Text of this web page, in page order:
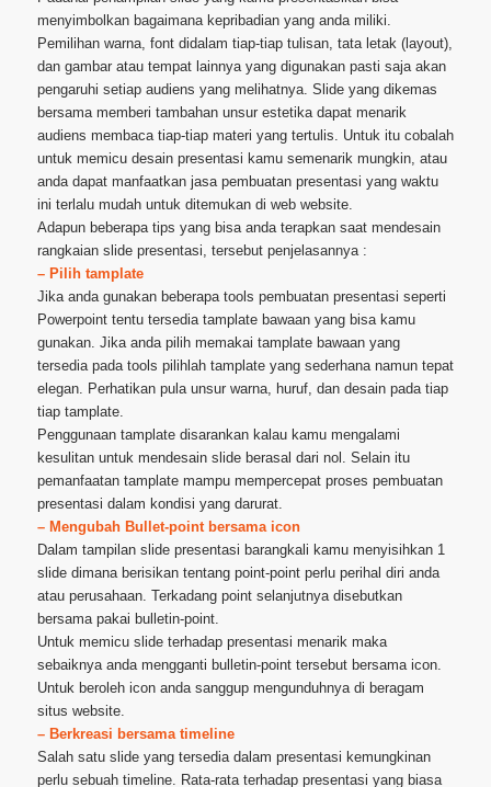
menyimbolkan bagaimana kepribadian yang anda miliki.
Pemilihan warna, font didalam tiap-tiap tulisan, tata letak (layout),
dan gambar atau tempat lainnya yang digunakan pasti saja akan
pengaruhi setiap audiens yang melihatnya. Slide yang dikemas
bersama memberi tambahan unsur estetika dapat menarik
audiens membaca tiap-tiap materi yang tertulis. Untuk itu cobalah
untuk memicu desain presentasi kamu semenarik mungkin, atau
anda dapat manfaatkan jasa pembuatan presentasi yang waktu
ini terlalu mudah untuk ditemukan di web website.
Adapun beberapa tips yang bisa anda terapkan saat mendesain
rangkaian slide presentasi, tersebut penjelasannya :
– Pilih tamplate
Jika anda gunakan beberapa tools pembuatan presentasi seperti
Powerpoint tentu tersedia tamplate bawaan yang bisa kamu
gunakan. Jika anda pilih memakai tamplate bawaan yang
tersedia pada tools pilihlah tamplate yang sederhana namun tepat
elegan. Perhatikan pula unsur warna, huruf, dan desain pada tiap
tiap tamplate.
Penggunaan tamplate disarankan kalau kamu mengalami
kesulitan untuk mendesain slide berasal dari nol. Selain itu
pemanfaatan tamplate mampu mempercepat proses pembuatan
presentasi dalam kondisi yang darurat.
– Mengubah Bullet-point bersama icon
Dalam tampilan slide presentasi barangkali kamu menyisihkan 1
slide dimana berisikan tentang point-point perlu perihal diri anda
atau perusahaan. Terkadang point selanjutnya disebutkan
bersama pakai bulletin-point.
Untuk memicu slide terhadap presentasi menarik maka
sebaiknya anda mengganti bulletin-point tersebut bersama icon.
Untuk beroleh icon anda sanggup mengunduhnya di beragam
situs website.
– Berkreasi bersama timeline
Salah satu slide yang tersedia dalam presentasi kemungkinan
perlu sebuah timeline. Rata-rata terhadap presentasi yang biasa